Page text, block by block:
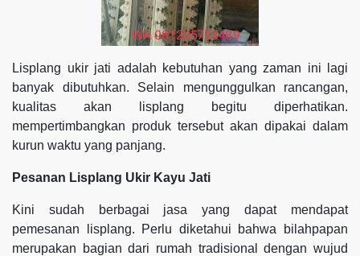
Lisplang ukir jati adalah kebutuhan yang zaman ini lagi
banyak dibutuhkan. Selain mengunggulkan rancangan,
kualitas akan lisplang begitu diperhatikan.
mempertimbangkan produk tersebut akan dipakai dalam
kurun waktu yang panjang.
Pesanan Lisplang Ukir Kayu Jati
Kini sudah berbagai jasa yang dapat mendapat
pemesanan lisplang. Perlu diketahui bahwa bilahpapan
merupakan bagian dari rumah tradisional dengan wujud